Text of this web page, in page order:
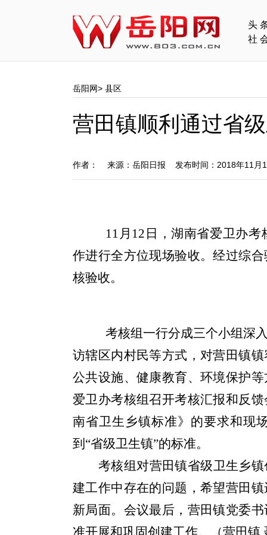
头
社
岳阳网> 县区
营田镇顺利通过省
作者： 来源：岳阳日报 发布时间：2018年11月
11月12日，湖南省爱卫办
作进行全方位现场验收。经过综
核验收。
考核组一行分成三个小组深
访辖区内村民等方式，对营田镇
公共设施、健康教育、环境保护
爱卫办考核组召开考核汇报和反
南省卫生乡镇标准》的要求和现
到 “省级卫生镇”的标准。
考核组对营田镇省级卫生乡
建工作中存在的问题，希望营田
新局面。会议最后，营田镇党委
准开展和巩固创建工作。（营田镇